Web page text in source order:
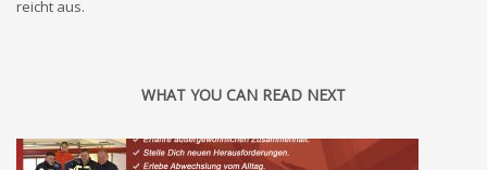
reicht aus.
WHAT YOU CAN READ NEXT